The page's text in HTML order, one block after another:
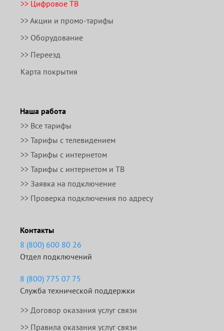
>> Цифровое ТВ
>> Акции и промо-тарифы
>> Оборудование
>> Переезд
Карта покрытия
Наша работа
>> Все тарифы
>> Тарифы с телевидением
>> Тарифы с интернетом
>> Тарифы с интернетом и ТВ
>> Заявка на подключение
>> Проверка подключения по адресу
Контакты
8 (800) 600 80 26
Отдел подключений
8 (800) 775 07 75
Служба технической поддержки
>> Договор оказания услуг связи
>> Правила оказания услуг связи